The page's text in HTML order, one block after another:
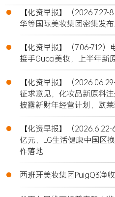
•
【化资早报】（
华等国际美妆集团密集发
•
【化资早报】（7.06-7.12
接手Gucci美妆，上半年
•
【化资早报】（
征求意见，化妆品新原料
披露新财年经营计划，欧
•
【化资早报】（
亿元，LG生活健康中国区
作落地
• 西班牙美妆集团PuigQ3净